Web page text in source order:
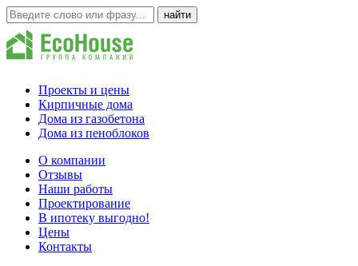
Проекты и цены
Кирпичные дома
Дома из газобетона
Дома из пеноблоков
О компании
Отзывы
Наши работы
Проектирование
В ипотеку выгодно!
Цены
Контакты